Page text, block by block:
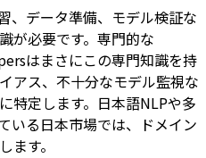
、データ準備、モデル検証な
が必要です。専門的な
はまさにこの専門知識を持
アス、不十分なモデル監視な
特定します。日本語NLPや多
いる日本市場では、ドメイン
ます。